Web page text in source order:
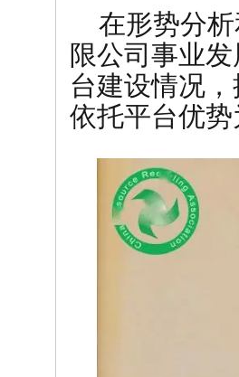
在形势分
限公司事业
台建设情况
依托平台优